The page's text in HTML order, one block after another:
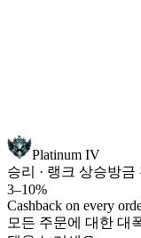
Platinum IV
승리 · 랭크 상승방금
3–10%
Cashback on every
모든 주문에 대한 대